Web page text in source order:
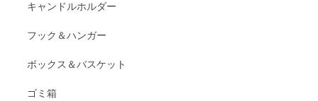
キャンドルホルダー
フック＆ハンガー
ボックス＆バスケット
ゴミ箱